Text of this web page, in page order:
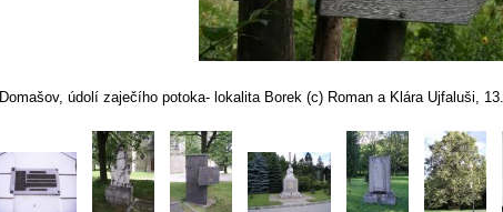
Domašov, údolí zaječího potoka- lokalita Borek (c) Roman a Klára Ujfaluši,